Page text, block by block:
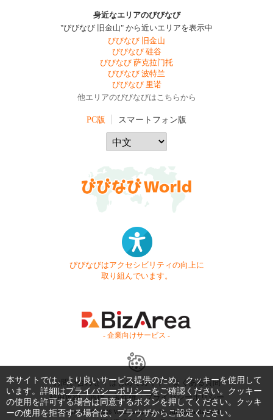
身近なエリアのびびなび
"びびなび 旧金山" から近いエリアを表示中
びびなび 旧金山
びびなび 硅谷
びびなび 萨克拉门托
びびなび 波特兰
びびなび 里诺
他エリアのびびなびはこちらから
PC版 スマートフォン版
びびなびはアクセシビリティの向上に
取り組んでいます。
- 企業向けサービス -
お問い合わせ はじめてガイド
よくある質問
利用規約
商標・著作権 プライバシーポリシー
Copyright © 1999-2026 Vivid Navigation, Inc. All Rights Reserved.
本サイトでは、より良いサービス提供のため、クッキーを使用して
います。詳細はプライバシーポリシーをご確認ください。クッキー
の使用を許可する場合は同意するボタンを押してください。クッキ
ーの使用を拒否する場合は、ブラウザからご設定ください。